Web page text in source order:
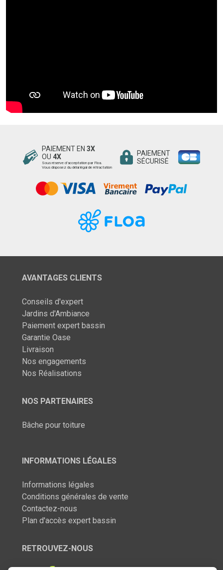
PAIEMENT EN 3X
OU 4X
Sous réserve d’acceptation par Floa.
Vous disposez du délai légal de rétractation
PAIEMENT
SÉCURISÉ
AVANTAGES CLIENTS
Conseils d'expert
Jardins d'Ambiance
Paiement expert bassin
Garantie Oase
Livraison
Nos engagements
Nos Réalisations
NOS PARTENAIRES
Bâche pour toiture
INFORMATIONS LÉGALES
Informations légales
Conditions générales de vente
Contactez-nous
Plan d'accès expert bassin
RETROUVEZ-NOUS